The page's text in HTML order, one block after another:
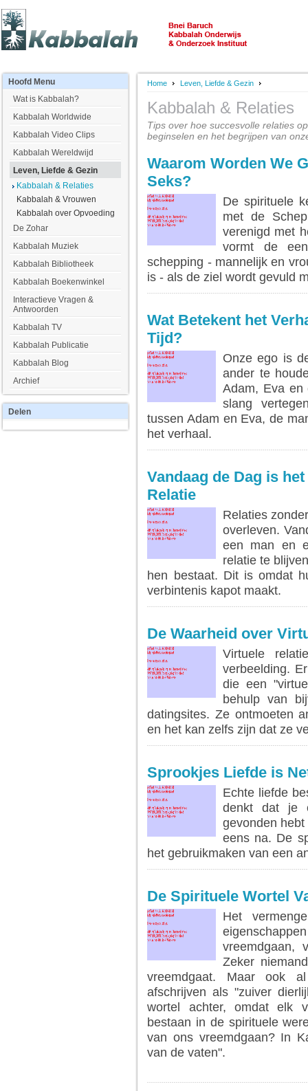
Home Leven, Liefde & Gezin
Kabbalah & Relaties
Tips over hoe succesvolle relaties
beginselen en het begrijpen van
Waarom Worden We
Seks?
De spirituele
met de
verenigd met
vormt de
schepping - mannelijk en
is - als de ziel wordt gevuld
Wat Betekent het
Tijd?
Onze ego is
ander te
Adam, Eva en
slang
tussen Adam en Eva, de
het verhaal.
Vandaag de Dag is
Relatie
Relaties
overleven.
een man en
relatie te
hen bestaat. Dit is omdat
verbintenis kapot maakt.
De Waarheid over
Virtuele
verbeelding.
die een
behulp van
datingsites. Ze ontmoeten
en het kan zelfs zijn dat ze
Sprookjes Liefde is
Echte liefde
denkt dat je
gevonden
eens na. De
het gebruikmaken van een
De Spirituele Wortel
Het
vreemdgaan,
Zeker
vreemdgaat. Maar ook
afschrijven als "zuiver
wortel achter, omdat elk
bestaan in de spirituele
van ons vreemdgaan? In
van de vaten".
Hoofd Menu
Wat is Kabbalah?
Kabbalah Worldwide
Kabbalah Video Clips
Kabbalah Wereldwijd
Leven, Liefde & Gezin
Kabbalah & Relaties
Kabbalah & Vrouwen
Kabbalah over Opvoeding
De Zohar
Kabbalah Muziek
Kabbalah Bibliotheek
Kabbalah Boekenwinkel
Interactieve Vragen &
Antwoorden
Kabbalah TV
Kabbalah Publicatie
Kabbalah Blog
Archief
Delen